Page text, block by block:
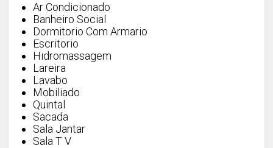
Ar Condicionado
Banheiro Social
Dormitorio Com Armario
Escritorio
Hidromassagem
Lareira
Lavabo
Mobiliado
Quintal
Sacada
Sala Jantar
Sala T V